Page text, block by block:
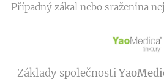
Případný zákal nebo sraženina
Základy společnosti